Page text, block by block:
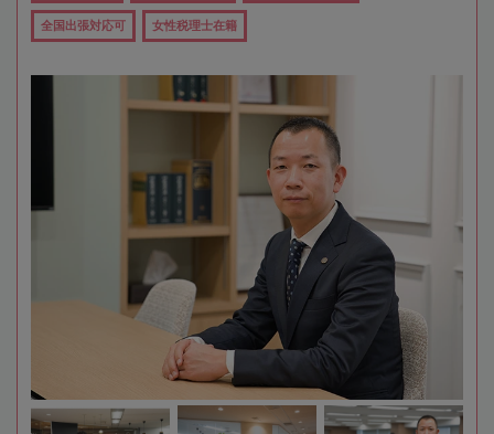
全国出張対応可 女性税理士在籍